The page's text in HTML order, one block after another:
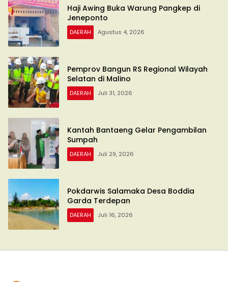
Haji Awing Buka Warung Pangkep di
Jeneponto
DAERAH Agustus 4, 2026
Pemprov Bangun RS Regional Wilayah
Selatan di Malino
DAERAH Juli 31, 2026
Kantah Bantaeng Gelar Pengambilan
Sumpah
DAERAH Juli 29, 2026
Pokdarwis Salamaka Desa Boddia
Garda Terdepan
DAERAH Juli 16, 2026